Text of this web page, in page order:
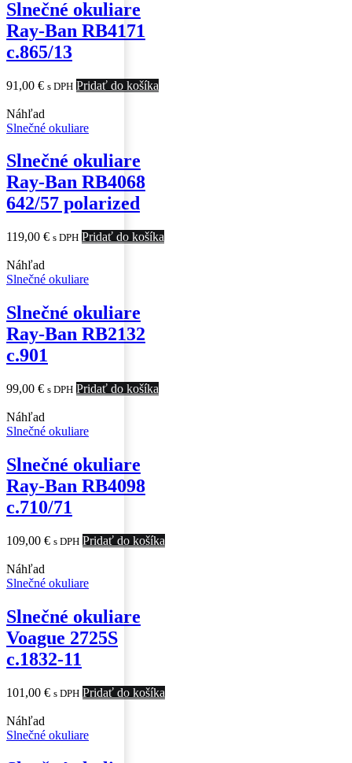
Slnečné okuliare
Ray-Ban RB4171
c.865/13
91,00 € s DPH Pridať do košíka
Náhľad
Slnečné okuliare
Slnečné okuliare
Ray-Ban RB4068
642/57 polarized
119,00 € s DPH Pridať do košíka
Náhľad
Slnečné okuliare
Slnečné okuliare
Ray-Ban RB2132
c.901
99,00 € s DPH Pridať do košíka
Náhľad
Slnečné okuliare
Slnečné okuliare
Ray-Ban RB4098
c.710/71
109,00 € s DPH Pridať do košíka
Náhľad
Slnečné okuliare
Slnečné okuliare
Voague 2725S
c.1832-11
101,00 € s DPH Pridať do košíka
Náhľad
Slnečné okuliare